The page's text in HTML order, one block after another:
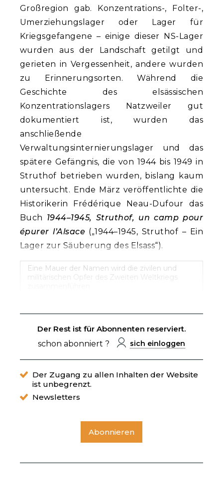
Großregion gab. Konzentrations-, Folter-,
Umerziehungslager oder Lager für
Kriegsgefangene – einige dieser NS-Lager
wurden aus der Landschaft getilgt und
gerieten in Vergessenheit, andere wurden
zu Erinnerungsorten. Während die
Geschichte des elsässischen
Konzentrationslagers Natzweiler gut
dokumentiert ist, wurden das
anschließende
Verwaltungsinternierungslager und das
spätere Gefängnis, die von 1944 bis 1949 in
Struthof betrieben wurden, bislang kaum
untersucht. Ende März veröffentlichte die
Historikerin Frédérique Neau-Dufour das
Buch 1944–1945, Struthof, un camp pour
épurer l’Alsace („1944–1945, Struthof – Ein
Lager zur Säuberung des Elsass“).
Eine Mauer der Namen wird die zivilen und
militärischen Opfer des Zweiten Weltkriegs
Der Rest ist für Abonnenten reserviert.
schon abonniert ?
sich einloggen
Der Zugang zu allen Inhalten der Website
ist unbegrenzt.
Newsletters
Abonnieren